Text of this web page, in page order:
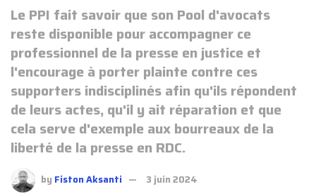
Le PPI fait savoir que son Pool d'avocats
reste disponible pour accompagner ce
professionnel de la presse en justice et
l'encourage à porter plainte contre ces
supporters indisciplinés afin qu'ils répondent
de leurs actes, qu'il y ait réparation et que
cela serve d'exemple aux bourreaux de la
liberté de la presse en RDC.
by Fiston Aksanti 3 juin 2024